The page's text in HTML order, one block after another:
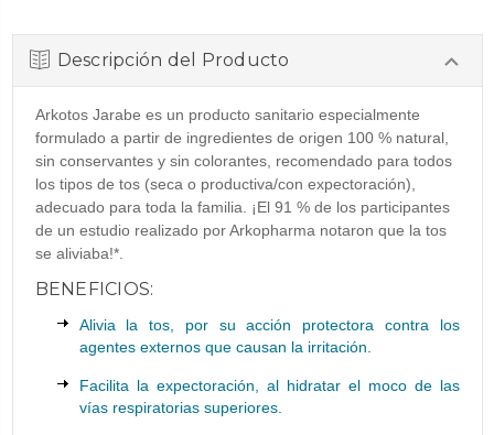
Descripción del Producto
Arkotos Jarabe es un producto sanitario especialmente
formulado a partir de ingredientes de origen 100 % natural,
sin conservantes y sin colorantes, recomendado para todos
los tipos de tos (seca o productiva/con expectoración),
adecuado para toda la familia. ¡El 91 % de los participantes
de un estudio realizado por Arkopharma notaron que la tos
se aliviaba!*.
BENEFICIOS:
Alivia la tos, por su acción protectora contra los
agentes externos que causan la irritación.
Facilita la expectoración, al hidratar el moco de las
vías respiratorias superiores.